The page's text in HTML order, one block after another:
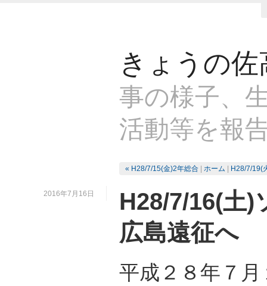
きょうの佐
事の様子、
活動等を報
« H28/7/15(金)2年総合 ホーム H28/7/19(
2016年7月16日
H28/7/16(土)
広島遠征へ
平成２８年７